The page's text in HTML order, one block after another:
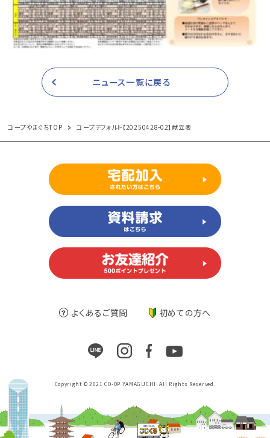
ニュース一覧に戻る
コープやまぐちTOP コープデフォルト【20250428-02】献立表
よくあるご質問 初めての方へ
Copyright © 2021 CO-OP YAMAGUCHI. All Rights Reserved.